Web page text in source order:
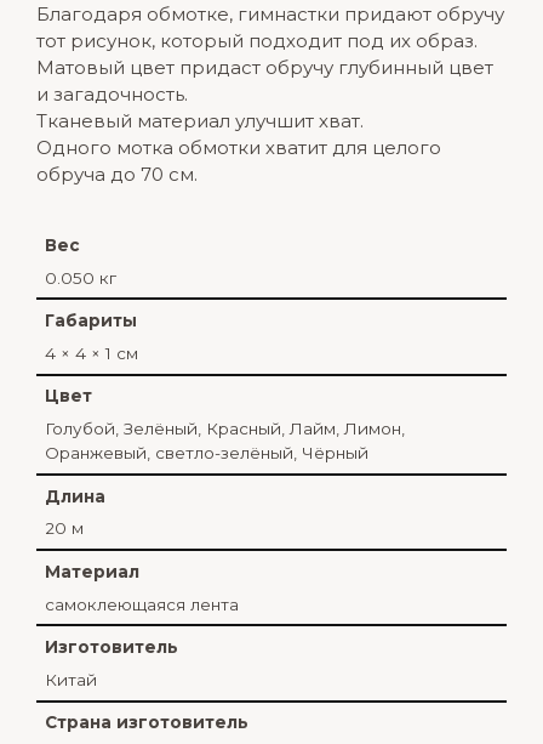
Благодаря обмотке, гимнастки придают обручу
тот рисунок, который подходит под их образ.
Матовый цвет придаст обручу глубинный цвет
и загадочность.
Тканевый материал улучшит хват.
Одного мотка обмотки хватит для целого
обруча до 70 см.
Вес
0.050 кг
Габариты
4 × 4 × 1 см
Цвет
Голубой Зелёный Красный Лайм Лимон
Оранжевый светло-зелёный Чёрный
Длина
20 м
Материал
самоклеющаяся лента
Изготовитель
Китай
Страна изготовитель